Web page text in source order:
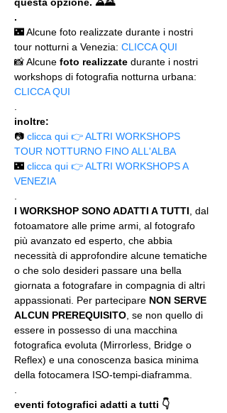
.
🌃 Alcune foto realizzate durante i nostri
tour notturni a Venezia: CLICCA QUI
📸 Alcune foto realizzate durante i nostri
workshops di fotografia notturna urbana:
CLICCA QUI
inoltre:
📷 clicca qui 👉 ALTRI WORKSHOPS
TOUR NOTTURNO FINO ALL'ALBA
🌃 clicca qui 👉 ALTRI WORKSHOPS A
VENEZIA
I WORKSHOP SONO ADATTI A TUTTI , dal
fotoamatore alle prime armi, al fotografo
più avanzato ed esperto, che abbia
necessità di approfondire alcune tematiche
o che solo desideri passare una bella
giornata a fotografare in compagnia di altri
appassionati. Per partecipare NON SERVE
ALCUN PREREQUISITO , se non quello di
essere in possesso di una macchina
fotografica evoluta (Mirrorless, Bridge o
Reflex) e una conoscenza basica minima
della fotocamera ISO-tempi-diaframma.
eventi fotografici adatti a tutti 👇